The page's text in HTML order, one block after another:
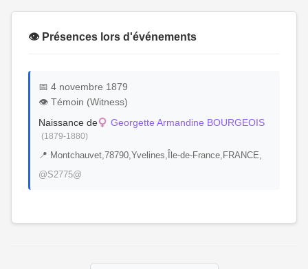
👁️ Présences lors d'événements
📅 4 novembre 1879
👁️ Témoin (Witness)
Naissance de
Georgette Armandine BOURGEOIS
(1879-1880)
📍 Montchauvet,78790,Yvelines,Île-de-France,FRANCE,
@S2775@